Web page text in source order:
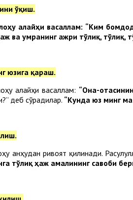
ўқиш.
алайҳи васаллам: “Ким
ва умранинг ажри тўлиқ, тўлиқ,
юзига қараш.
алайҳи васаллам: “Она-
деб сўрадилар. “Кунда юз минг
анҳудан ривоят қилинади.
тўлиқ ҳаж амалининг савоби